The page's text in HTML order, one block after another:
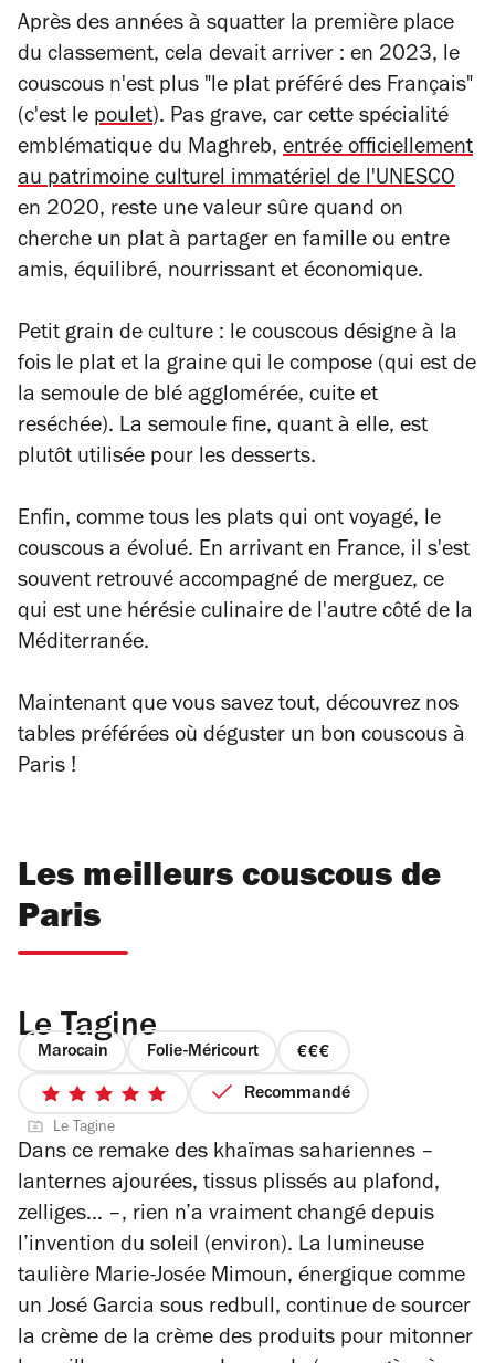
Après des années à squatter la première place
du classement, cela devait arriver : en 2023, le
couscous n'est plus "le plat préféré des Français"
(c'est le poulet). Pas grave, car cette spécialité
emblématique du Maghreb, entrée officiellement
au patrimoine culturel immatériel de l'UNESCO
en 2020, reste une valeur sûre quand on
cherche un plat à partager en famille ou entre
amis, équilibré, nourrissant et économique.
Petit grain de culture : le couscous désigne à la
fois le plat et la graine qui le compose (qui est de
la semoule de blé agglomérée, cuite et
reséchée). La semoule fine, quant à elle, est
plutôt utilisée pour les desserts.
Enfin, comme tous les plats qui ont voyagé, le
couscous a évolué. En arrivant en France, il s'est
souvent retrouvé accompagné de merguez, ce
qui est une hérésie culinaire de l'autre côté de la
Méditerranée.
Maintenant que vous savez tout, découvrez nos
tables préférées où déguster un bon couscous à
Paris !
Les meilleurs couscous de
Paris
Le Tagine
Marocain Folie-Méricourt
prix
3
5
sur
5
étoiles
Recommandé
Le Tagine
Dans ce remake des khaïmas sahariennes –
lanternes ajourées, tissus plissés au plafond,
zelliges… –, rien n’a vraiment changé depuis
l’invention du soleil (environ). La lumineuse
taulière Marie-Josée Mimoun, énergique comme
un José Garcia sous redbull, continue de sourcer
la crème de la crème des produits pour mitonner